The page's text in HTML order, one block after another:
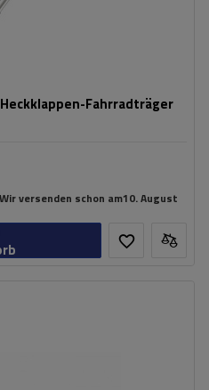
Fahrradträger
Wir versenden schon am10. August